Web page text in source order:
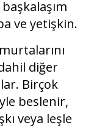
ve yetişkin.
diğer
Birçok
beslenir,
veya leşle